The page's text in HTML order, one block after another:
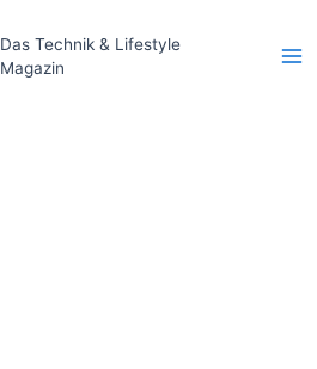
Das Technik & Lifestyle
Magazin